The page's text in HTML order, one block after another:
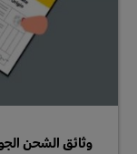
وثائق الشحن